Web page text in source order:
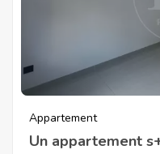
Appartement
Un appartement